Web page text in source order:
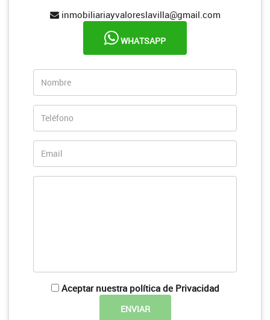
inmobiliariayvaloreslavilla@gmail.com
WHATSAPP
Aceptar nuestra política de Privacidad